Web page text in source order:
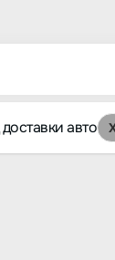
авто